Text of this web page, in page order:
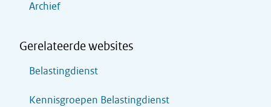
Archief
Gerelateerde websites
Belastingdienst
Kennisgroepen Belastingdienst